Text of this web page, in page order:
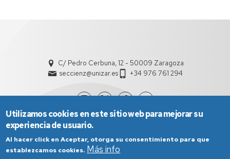
C/ Pedro Cerbuna, 12 - 50009 Zaragoza
seccienz@unizar.es
+34 976 761 294
Utilizamos cookies en este sitio web para mejorar su
experiencia de usuario.
Al hacer click en Aceptar, otorga su consentimiento para que
establezcamos cookies. Más info